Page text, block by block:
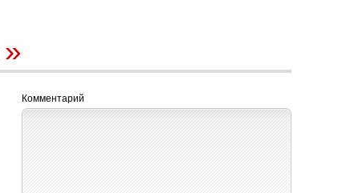
»
Комментарий